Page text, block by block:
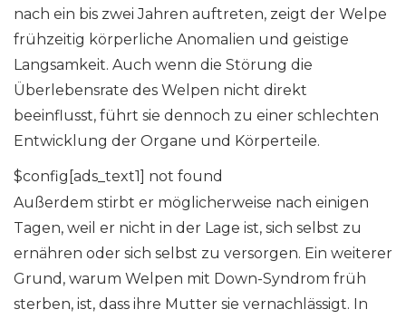
nach ein bis zwei Jahren auftreten, zeigt der Welpe
frühzeitig körperliche Anomalien und geistige
Langsamkeit. Auch wenn die Störung die
Überlebensrate des Welpen nicht direkt
beeinflusst, führt sie dennoch zu einer schlechten
Entwicklung der Organe und Körperteile.
$config[ads_text1] not found
Außerdem stirbt er möglicherweise nach einigen
Tagen, weil er nicht in der Lage ist, sich selbst zu
ernähren oder sich selbst zu versorgen. Ein weiterer
Grund, warum Welpen mit Down-Syndrom früh
sterben, ist, dass ihre Mutter sie vernachlässigt. In